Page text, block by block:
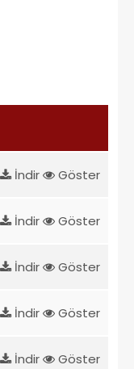
İndir Göster
İndir Göster
İndir Göster
İndir Göster
İndir Göster